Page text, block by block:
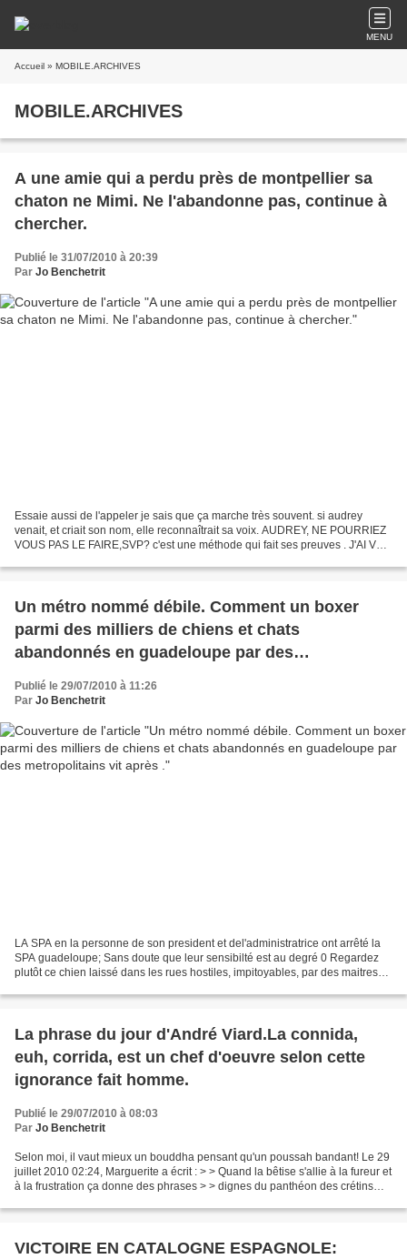
MENU
Accueil » MOBILE.ARCHIVES
MOBILE.ARCHIVES
A une amie qui a perdu près de montpellier sa
chaton ne Mimi. Ne l'abandonne pas, continue à
chercher.
Publié le 31/07/2010 à 20:39
Par Jo Benchetrit
Essaie aussi de l'appeler je sais que ça marche très souvent. si audrey
venait, et criait son nom, elle reconnaîtrait sa voix. AUDREY, NE POURRIEZ
VOUS PAS LE FAIRE,SVP? c'est une méthode qui fait ses preuves . J'AI VU
Un métro nommé débile. Comment un boxer
parmi des milliers de chiens et chats
abandonnés en guadeloupe par des
Publié le 29/07/2010 à 11:26
Par Jo Benchetrit
LA SPA en la personne de son president et del'administratrice ont arrêté la
SPA guadeloupe; Sans doute que leur sensibilté est au degré 0 Regardez
plutôt ce chien laissé dans les rues hostiles, impitoyables, par des maitres
La phrase du jour d'André Viard.La connida,
euh, corrida, est un chef d'oeuvre selon cette
ignorance fait homme.
Publié le 29/07/2010 à 08:03
Par Jo Benchetrit
Selon moi, il vaut mieux un bouddha pensant qu'un poussah bandant! Le 29
juillet 2010 02:24, Marguerite a écrit : > > Quand la bêtise s'allie à la fureur et
à la frustration ça donne des phrases > > dignes du panthéon des crétins
VICTOIRE EN CATALOGNE ESPAGNOLE: